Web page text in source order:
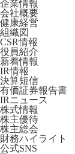
企業情報
会社概要
健康経営
組織図
CSR情報
役員紹介
新着情報
IR情報
決算短信
有価証券報告書
IRニュース
株式情報
株主優待
株主総会
財務ハイライト
公式SNS